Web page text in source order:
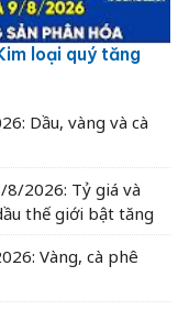
loại quý tăng
Dầu, vàng và cà
2026: Tỷ giá và
thế giới bật tăng
Vàng, cà phê